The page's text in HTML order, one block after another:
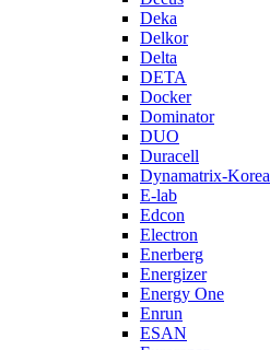
Deka
Delkor
Delta
DETA
Docker
Dominator
DUO
Duracell
Dynamatrix-Korea
E-lab
Edcon
Electron
Enerberg
Energizer
Energy One
Enrun
ESAN